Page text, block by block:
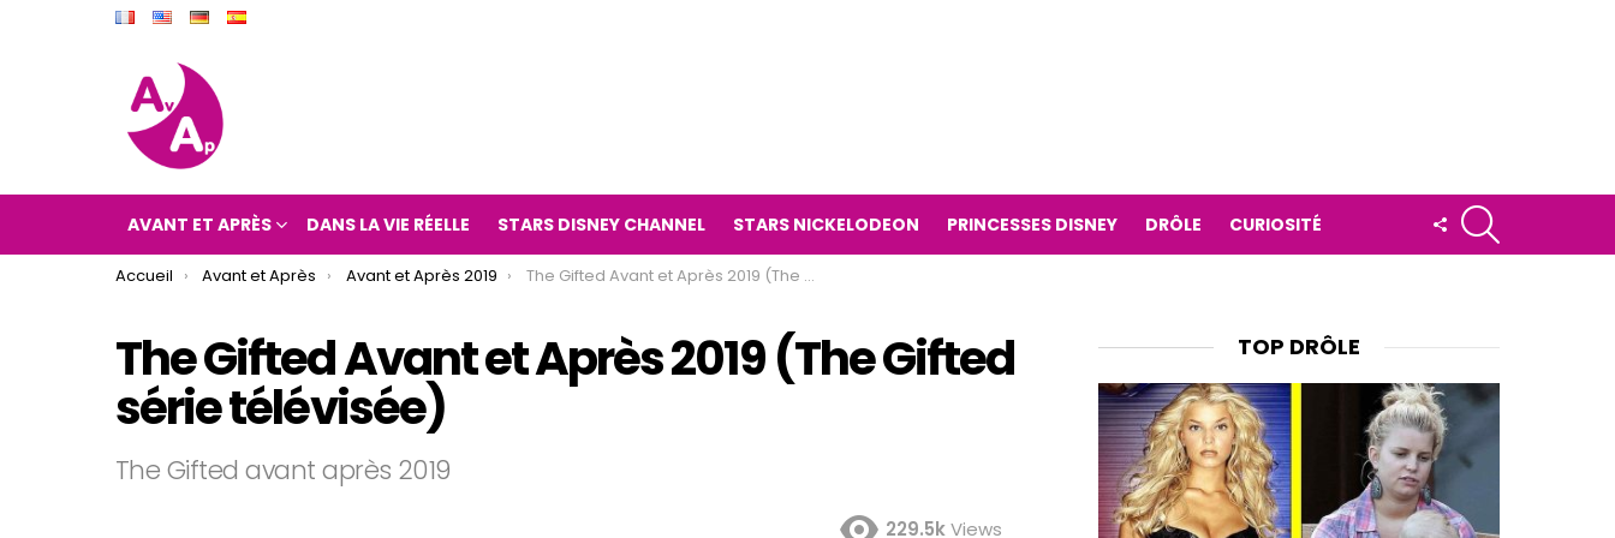
AVANT ET APRÈS DANS LA VIE RÉELLE STARS DISNEY CHANNEL STARS NICKELODEON PRINCESSES DISNEY DRÔLE CURIOSITÉ
FOLLOW
US
You are here:
Accueil Avant et Après Avant et Après 2019 The Gifted Avant et Après 2019 (The Gifted série télévisée)
The Gifted Avant et Après 2019 (The Gifted
série télévisée)
The Gifted avant après 2019
229.5kViews
TOP DRÔLE